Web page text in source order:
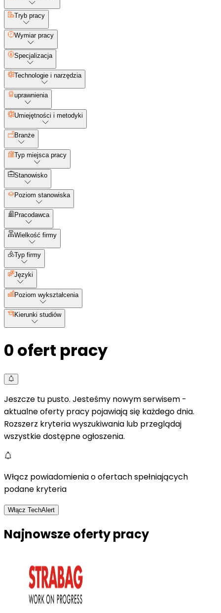
Tryb pracy
Wymiar pracy
Specjalizacja
Technologie i narzędzia
uprawnienia
Umiejętności i metodyki
Branże
Typ miejsca pracy
Stanowisko
Poziom stanowiska
Pracodawca
Wielkość firmy
Typ firmy
Języki
Poziom wykształcenia
Kierunki studiów
0 ofert pracy
Jeszcze tu pusto. Jesteśmy nowym serwisem -
aktualne oferty pracy pojawiają się każdego dnia.
Rozszerz kryteria wyszukiwania lub przeglądaj
wszystkie dostępne ogłoszenia.
Włącz powiadomienia o ofertach spełniających
podane kryteria
Włącz TechAlert
Najnowsze oferty pracy